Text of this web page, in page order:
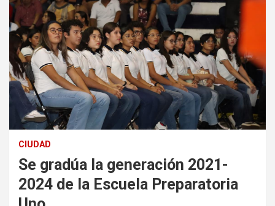
CIUDAD
Se gradúa la generación 2021-
2024 de la Escuela Preparatoria